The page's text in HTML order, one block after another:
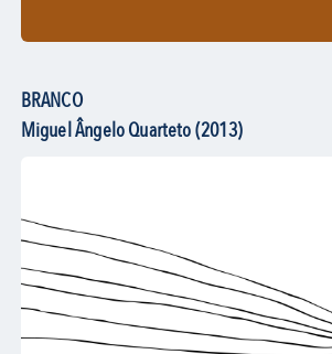
BRANCO
Miguel Ângelo Quarteto (2013)